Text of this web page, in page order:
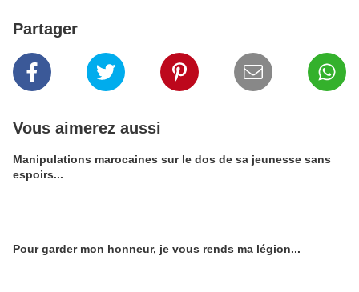
Partager
Vous aimerez aussi
Manipulations marocaines sur le dos de sa jeunesse sans
espoirs...
Pour garder mon honneur, je vous rends ma légion...